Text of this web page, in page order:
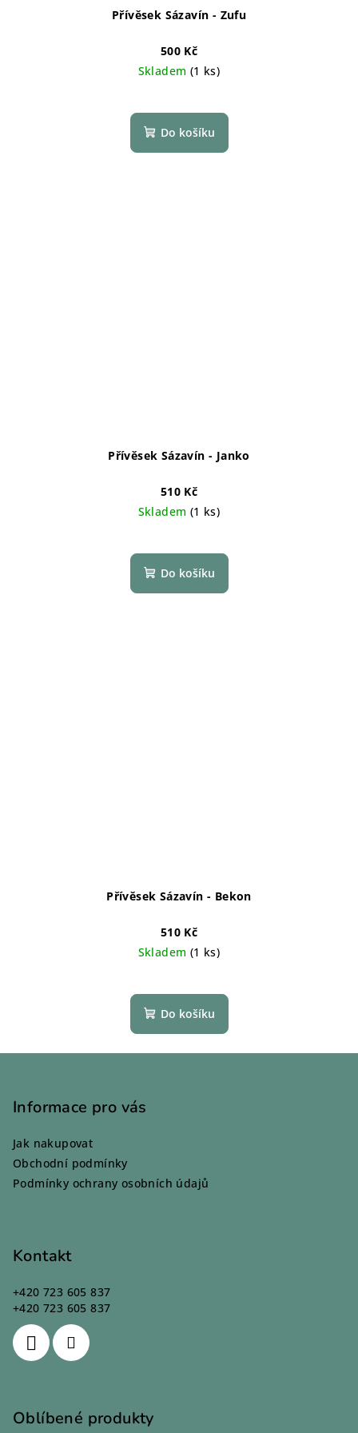
Přívěsek Sázavín - Zufu
500 Kč
Skladem (1 ks)
Do košíku
Přívěsek Sázavín - Janko
510 Kč
Skladem (1 ks)
Do košíku
Přívěsek Sázavín - Bekon
510 Kč
Skladem (1 ks)
Do košíku
Informace pro vás
Jak nakupovat
Obchodní podmínky
Podmínky ochrany osobních údajů
Kontakt
+420 723 605 837
+420 723 605 837
Oblíbené produkty